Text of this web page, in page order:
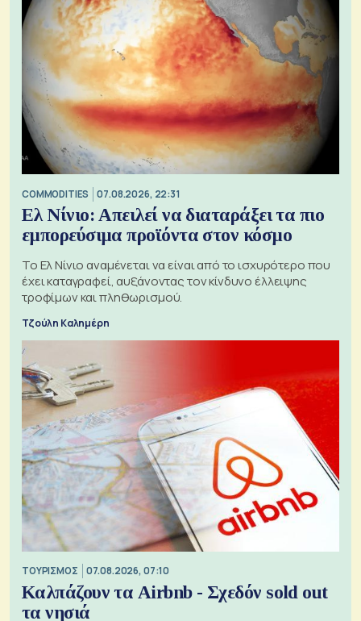
COMMODITIES 07.08.2026, 22:31
Ελ Νίνιο: Απειλεί να διαταράξει τα πιο
εμπορεύσιμα προϊόντα στον κόσμο
Το Ελ Νίνιο αναμένεται να είναι από το ισχυρότερο που
έχει καταγραφεί, αυξάνοντας τον κίνδυνο έλλειψης
τροφίμων και πληθωρισμού.
Τζούλη Καλημέρη
ΤΟΥΡΙΣΜΟΣ 07.08.2026, 07:10
Καλπάζουν τα Airbnb - Σχεδόν sold out
τα νησιά